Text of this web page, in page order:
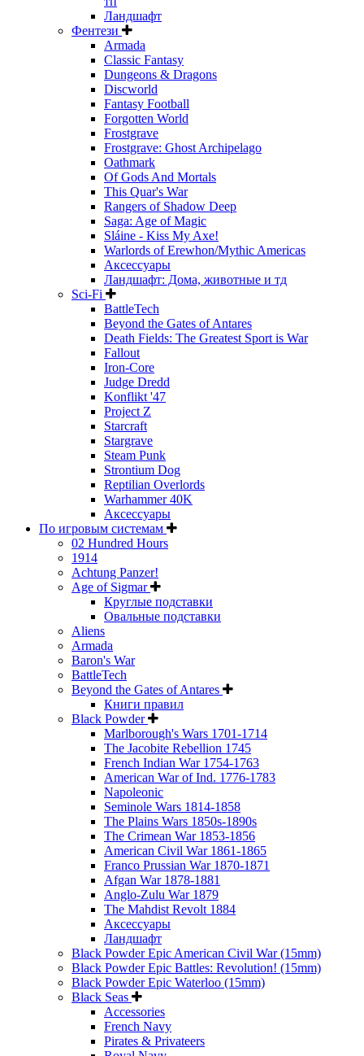
Ландшафт
Фентези
Armada
Classic Fantasy
Dungeons & Dragons
Discworld
Fantasy Football
Forgotten World
Frostgrave
Frostgrave: Ghost Archipelago
Oathmark
Of Gods And Mortals
This Quar's War
Rangers of Shadow Deep
Saga: Age of Magic
Sláine - Kiss My Axe!
Warlords of Erewhon/Mythic Americas
Аксессуары
Ландшафт: Дома, животные и тд
Sci-Fi
BattleTech
Beyond the Gates of Antares
Death Fields: The Greatest Sport is War
Fallout
Iron-Core
Judge Dredd
Konflikt '47
Project Z
Starcraft
Stargrave
Steam Punk
Strontium Dog
Reptilian Overlords
Warhammer 40K
Аксессуары
По игровым системам
02 Hundred Hours
1914
Achtung Panzer!
Age of Sigmar
Круглые подставки
Овальные подставки
Aliens
Armada
Baron's War
BattleTech
Beyond the Gates of Antares
Книги правил
Black Powder
Marlborough's Wars 1701-1714
The Jacobite Rebellion 1745
French Indian War 1754-1763
American War of Ind. 1776-1783
Napoleonic
Seminole Wars 1814-1858
The Plains Wars 1850s-1890s
The Crimean War 1853-1856
American Civil War 1861-1865
Franco Prussian War 1870-1871
Afgan War 1878-1881
Anglo-Zulu War 1879
The Mahdist Revolt 1884
Аксессуары
Ландшафт
Black Powder Epic American Civil War (15mm)
Black Powder Epic Battles: Revolution! (15mm)
Black Powder Epic Waterloo (15mm)
Black Seas
Accessories
French Navy
Pirates & Privateers